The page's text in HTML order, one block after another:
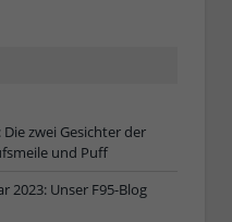
zwei Gesichter der
und Puff
2023: Unser F95-Blog